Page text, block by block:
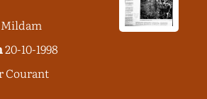
20-10-1998
Courant